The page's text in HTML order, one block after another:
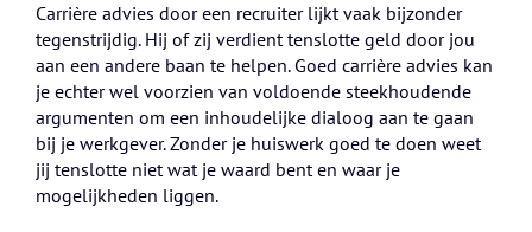
Carrière advies door een recruiter lijkt vaak bijzonder
tegenstrijdig. Hij of zij verdient tenslotte geld door jou
aan een andere baan te helpen. Goed carrière advies kan
je echter wel voorzien van voldoende steekhoudende
argumenten om een inhoudelijke dialoog aan te gaan
bij je werkgever. Zonder je huiswerk goed te doen weet
jij tenslotte niet wat je waard bent en waar je
mogelijkheden liggen.